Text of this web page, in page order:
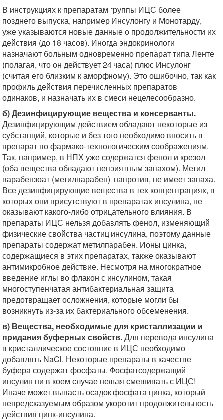
В инструкциях к препаратам группы ИЦС более
позднего выпуска, например Инсулонгу и Монотарду,
уже указываются новые данные о продолжительности их
действия (до 18 часов). Иногда эндокринологи
назначают больным одновременно препарат типа Ленте
(полагая, что он действует 24 часа) плюс Инсулонг
(считая его близким к аморфному). Это ошибочно, так как
профиль действия перечисленных препаратов
одинаков, и назначать их в смеси нецелесообразно.
б) Дезинфицирующие вещества и консерванты.
Дезинфицирующим действием обладают некоторые из
субстанций, которые и без того необходимо вносить в
препарат по фармако-технологическим соображениям.
Так, например, в НПХ уже содержатся фенол и крезол
(оба вещества обладают неприятным запахом). Метил
парабензоат (метилпарабен), напротив, не имеет запаха.
Все дезинфицирующие вещества в тех концентрациях, в
которых они присутствуют в препаратах инсулина, не
оказывают какого-либо отрицательного влияния. В
препараты ИЦС нельзя добавлять фенол, изменяющий
физические свойства частиц инсулина, поэтому данные
препараты содержат метилпарабен. Ионы цинка,
содержащиеся в этих препаратах, также оказывают
антимикробное действие. Несмотря на многократное
введение иглы во флакон с инсулином, такая
многоступенчатая антибактериальная защита
предотвращает осложнения, которые могли бы
возникнуть из-за их бактериального обсеменения.
в) Вещества, необходимые для кристаллизации и
придания буферных свойств.Для перевода инсулина
в кристаллическое состояние в ИЦС необходимо
добавлять NaCl. Некоторые препараты в качестве
буфера содержат фосфаты. Фосфатсодержащий
инсулин ни в коем случае нельзя смешивать с ИЦС!
Иначе может выпасть осадок фосфата цинка, который
непредсказуемым образом укоротит продолжительность
действия цинк-инсулина.